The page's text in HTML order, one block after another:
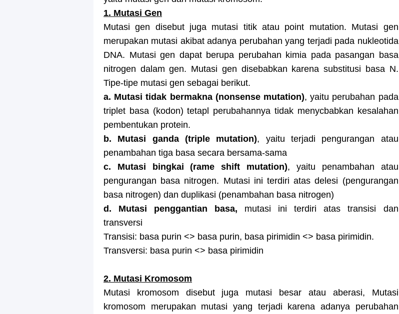
1. Mutasi Gen
Mutasi gen disebut juga mutasi titik atau point mutation. Mutasi gen
merupakan mutasi akibat adanya perubahan yang terjadi pada nukleotida
DNA. Mutasi gen dapat berupa perubahan kimia pada pasangan basa
nitrogen dalam gen. Mutasi gen disebabkan karena substitusi basa N.
Tipe-tipe mutasi gen sebagai berikut.
a. Mutasi tidak bermakna (nonsense mutation), yaitu perubahan pada
triplet basa (kodon) tetapl perubahannya tidak menycbabkan kesalahan
pembentukan protein.
b. Mutasi ganda (triple mutation), yaitu terjadi pengurangan atau
penambahan tiga basa secara bersama-sama
c. Mutasi bingkai (rame shift mutation), yaitu penambahan atau
pengurangan basa nitrogen. Mutasi ini terdiri atas delesi (pengurangan
basa nitrogen) dan duplikasi (penambahan basa nitrogen)
d. Mutasi penggantian basa, mutasi ini terdiri atas transisi dan
transversi
Transisi: basa purin <> basa purin, basa pirimidin <> basa pirimidin.
Transversi: basa purin <> basa pirimidin
2. Mutasi Kromosom
Mutasi kromosom disebut juga mutasi besar atau aberasi, Mutasi
kromosom merupakan mutasi yang terjadi karena adanya perubahan